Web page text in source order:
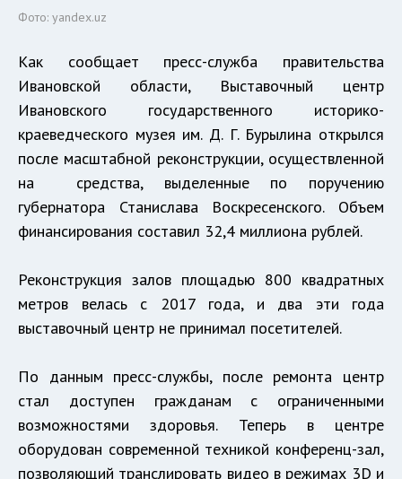
Фото: yandex.uz
Как сообщает пресс-служба правительства
Ивановской области, Выставочный центр
Ивановского государственного историко-
краеведческого музея им. Д. Г. Бурылина открылся
после масштабной реконструкции, осуществленной
на средства, выделенные по поручению
губернатора Станислава Воскресенского. Объем
финансирования составил 32,4 миллиона рублей.
Реконструкция залов площадью 800 квадратных
метров велась с 2017 года, и два эти года
выставочный центр не принимал посетителей.
По данным пресс-службы, после ремонта центр
стал доступен гражданам с ограниченными
возможностями здоровья. Теперь в центре
оборудован современной техникой конференц-зал,
позволяющий транслировать видео в режимах 3D и